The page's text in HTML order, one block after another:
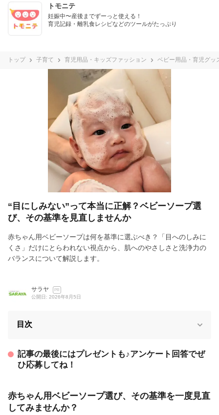
トモニテ
妊娠中〜産後までずーっと使える！
育児記録・離乳食レシピなどのツールがたっぷり
トップ 子育て 育児用品・キッズファッション ベビー用品・育児グッ
“目にしみない”って本当に正解？ベビーソープ選
び、その基準を見直しませんか
赤ちゃん用ベビーソープは何を基準に選ぶべき？「目へのしみに
くさ」だけにとらわれない視点から、肌へのやさしさと洗浄力の
バランスについて解説します。
サラヤ PR
公開日: 2026年8月5日
目次
記事の最後にはプレゼントも♪アンケート回答でぜ
ひ応募してね！
赤ちゃん用ベビーソープ選び、その基準を一度見直
してみませんか？